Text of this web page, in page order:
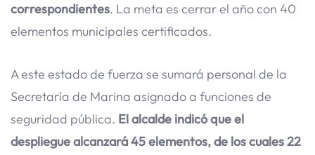
correspondientes. La meta es cerrar el año con 40
elementos municipales certificados.
A este estado de fuerza se sumará personal de la
Secretaría de Marina asignado a funciones de
seguridad pública. El alcalde indicó que el
despliegue alcanzará 45 elementos, de los cuales 22